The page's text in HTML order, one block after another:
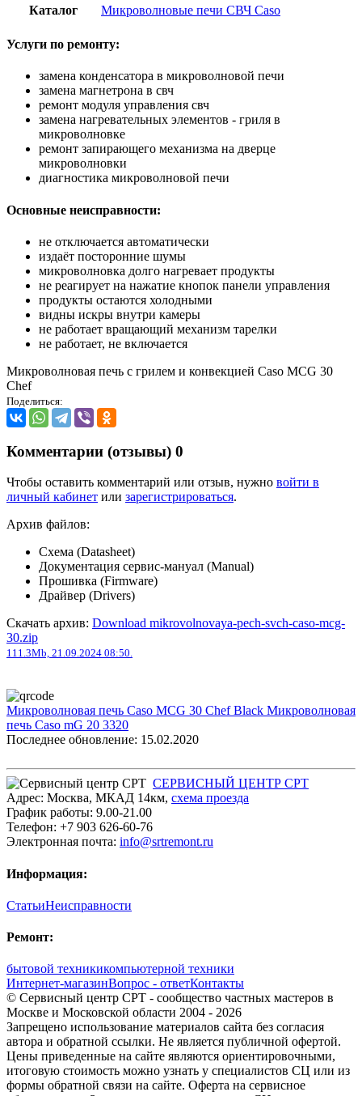
Каталог
Микроволновые печи СВЧ Caso
Услуги по ремонту:
замена конденсатора в микроволновой печи
замена магнетрона в свч
ремонт модуля управления свч
замена нагревательных элементов - гриля в
микроволновке
ремонт запирающего механизма на дверце
микроволновки
диагностика микроволновой печи
Основные неисправности:
не отключается автоматически
издаёт посторонние шумы
микроволновка долго нагревает продукты
не реагирует на нажатие кнопок панели управления
продукты остаются холодными
видны искры внутри камеры
не работает вращающий механизм тарелки
не работает, не включается
Микроволновая печь с грилем и конвекцией Caso MCG 30
Chef
Поделиться:
Комментарии (отзывы) 0
Чтобы оставить комментарий или отзыв, нужно войти в
личный кабинет или зарегистрироваться.
Архив файлов:
Схема (Datasheet)
Документация сервис-мануал (Manual)
Прошивка (Firmware)
Драйвер (Drivers)
Скачать архив: Download mikrovolnovaya-pech-svch-caso-mcg-
30.zip
111.3Mb, 21.09.2024 08:50.
Микроволновая печь Caso MCG 30 Chef Black Микроволновая
печь Caso mG 20 3320
Последнее обновление: 15.02.2020
СЕРВИСНЫЙ ЦЕНТР СРТ
Адрес: Москва, МКАД 14км, cхема проезда
График работы: 9.00-21.00
Телефон: +7 903 626-60-76
Электронная почта: info@srtremont.ru
Информация:
СтатьиНеисправности
Ремонт:
бытовой техникикомпьютерной техники
Интернет-магазинВопрос - ответКонтакты
© Сервисный центр СРТ - сообщество частных мастеров в
Москве и Московской области 2004 - 2026
Запрещено использование материалов сайта без согласия
автора и обратной ссылки. Не является публичной офертой.
Цены приведенные на сайте являются ориентировочными,
итоговую стоимость можно узнать у специалистов СЦ или из
формы обратной связи на сайте. Оферта на сервисное